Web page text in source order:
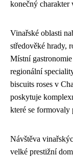
konečný charakter
Vinařské oblasti
středověké hrady,
Místní
regionální
biscuits roses v
poskytuje
které se formovaly
Návštěva
velké prestižní